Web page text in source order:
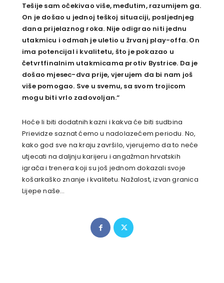
Tešije sam očekivao više, međutim, razumijem ga.
On je došao u jednoj teškoj situaciji, posljednjeg
dana prijelaznog roka. Nije odigrao niti jednu
utakmicu i odmah je uletio u žrvanj play-offa. On
ima potencijal i kvalitetu, što je pokazao u
četvrtfinalnim utakmicama protiv Bystrice. Da je
došao mjesec-dva prije, vjerujem da bi nam još
više pomogao. Sve u svemu, sa svom trojicom
mogu biti vrlo zadovoljan.“
Hoće li biti dodatnih kazni i kakva će biti sudbina
Prievidze saznat ćemo u nadolazećem periodu. No,
kako god sve na kraju završilo, vjerujemo da to neće
utjecati nadaljnju karijeru i angažman hrvatskih
igrača i trenera koji su još jednom dokazali svoje
košarkaško znanje i kvalitetu. Nažalost, izvan granica
Lijepe naše…